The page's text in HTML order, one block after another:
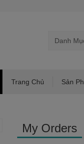
Trang Chủ Sản
My Orders